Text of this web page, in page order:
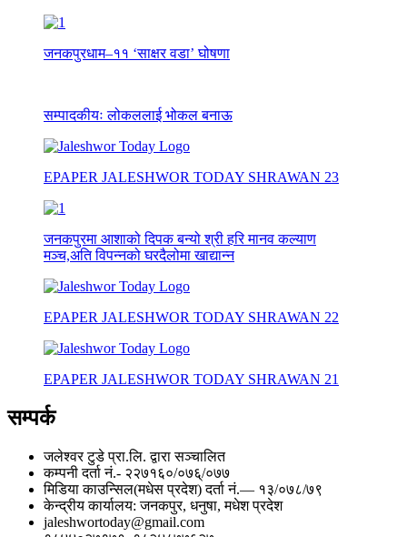
जनकपुरधाम–११ ‘साक्षर वडा’ घोषणा
सम्पादकीयः लोकललाई भोकल बनाऊ
EPAPER JALESHWOR TODAY SHRAWAN 23
जनकपुरमा आशाको दिपक बन्यो श्री हरि मानव कल्याण
मञ्च,अति विपन्नको घरदैलोमा खाद्यान्न
EPAPER JALESHWOR TODAY SHRAWAN 22
EPAPER JALESHWOR TODAY SHRAWAN 21
सम्पर्क
जलेश्वर टुडे प्रा.लि. द्वारा सञ्चालित
कम्पनी दर्ता नं.- २२७१६०/०७६्/०७७
मिडिया काउन्सिल(मधेस प्रदेश) दर्ता नं.— १३/०७८/७९
केन्द्रीय कार्यालय: जनकपुर, धनुषा, मधेश प्रदेश
jaleshwortoday@gmail.com